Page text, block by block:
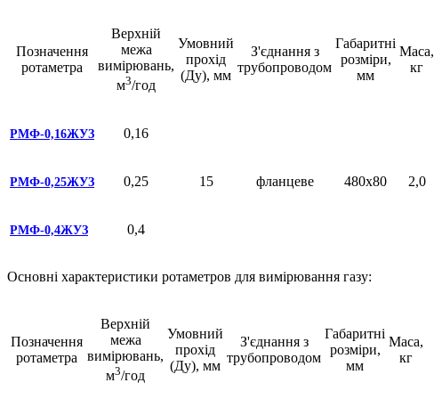
Позначення
ротаметра
Верхній
межа
вимірювань,
м3/год
Умовний
прохід
(Ду), мм
З'єднання з
трубопроводом
Габаритні
розміри,
мм
Маса,
кг
РМФ-0,16ЖУЗ 0,16
15 фланцеве 480х80 2,0
РМФ-0,25ЖУЗ 0,25
РМФ-0,4ЖУЗ 0,4
Основні характеристики ротаметров для вимірювання газу:
Позначення
ротаметра
Верхній
межа
вимірювань,
м3/год
Умовний
прохід
(Ду), мм
З'єднання з
трубопроводом
Габаритні
розміри,
мм
Маса,
кг